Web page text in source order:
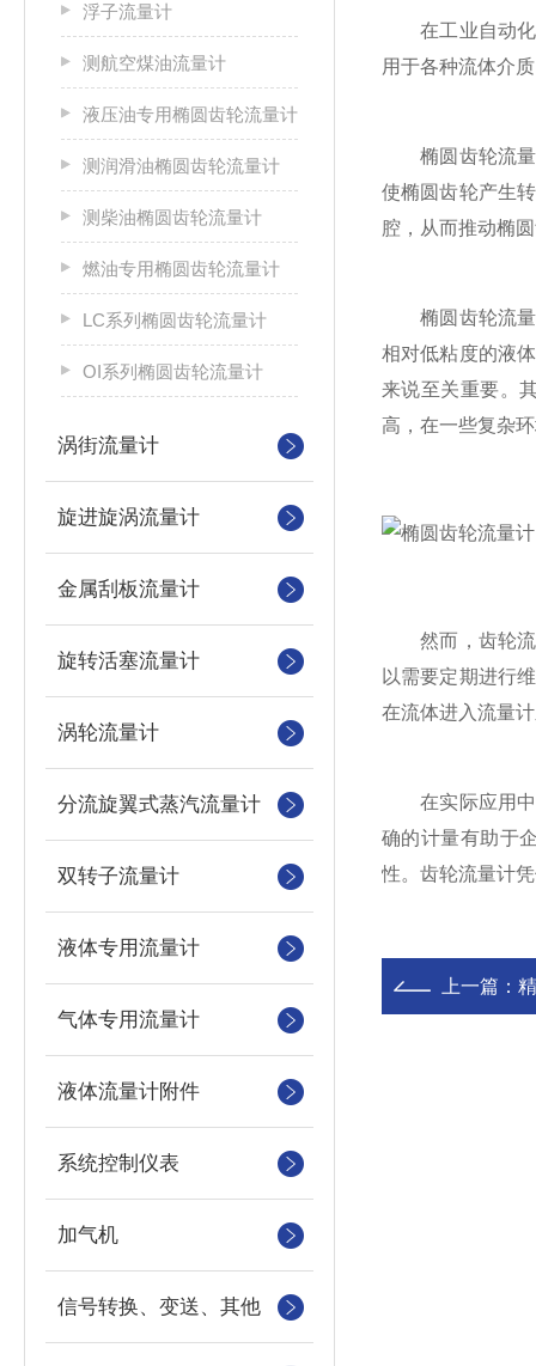
浮子流量计
测航空煤油流量计
液压油专用椭圆齿轮流量计
测润滑油椭圆齿轮流量计
测柴油椭圆齿轮流量计
燃油专用椭圆齿轮流量计
LC系列椭圆齿轮流量计
OI系列椭圆齿轮流量计
涡街流量计
旋进旋涡流量计
金属刮板流量计
旋转活塞流量计
涡轮流量计
分流旋翼式蒸汽流量计
双转子流量计
液体专用流量计
气体专用流量计
液体流量计附件
系统控制仪表
加气机
信号转换、变送、其他
在工业自动化
用于各种流体介
椭圆齿轮流量
使椭圆齿轮产生
腔，从而推动椭
椭圆齿轮流量
相对低粘度的液
来说至关重要。
高，在一些复杂
然而，齿轮流
以需要定期进行
在流体进入流量
在实际应用中
确的计量有助于
性。齿轮流量计
上一篇：